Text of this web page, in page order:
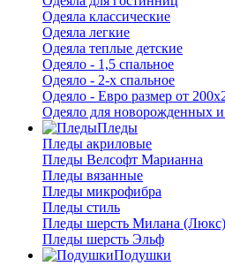
Одеяла классические
Одеяла легкие
Одеяла теплые детские
Одеяло - 1,5 спальное
Одеяло - 2-х спальное
Одеяло - Евро размер от
Одеяло для новорожденных
Пледы
Пледы акриловые
Пледы Велсофт Марианна
Пледы вязанные
Пледы микрофибра
Пледы стиль
Пледы шерсть Милана (Люкс)
Пледы шерсть Эльф
Подушки